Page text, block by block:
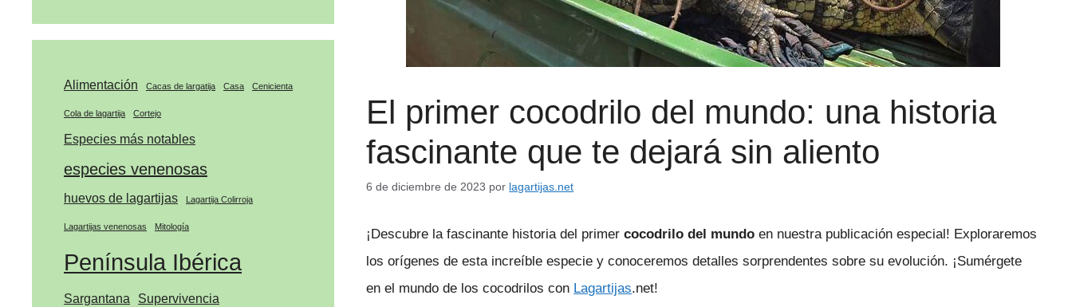
El primer cocodrilo del mundo: una historia
fascinante que te dejará sin aliento
6 de diciembre de 2023 por lagartijas.net
¡Descubre la fascinante historia del primer cocodrilo del mundo en nuestra publicación especial! Exploraremos
los orígenes de esta increíble especie y conoceremos detalles sorprendentes sobre su evolución. ¡Sumérgete
en el mundo de los cocodrilos con Lagartijas.net!
Alimentación Cacas de largatija Casa Cenicienta
Cola de lagartija Cortejo
Especies más notables
especies venenosas
huevos de lagartijas Lagartija Colirroja
Lagartijas venenosas Mitología
Península Ibérica
Sargantana Supervivencia